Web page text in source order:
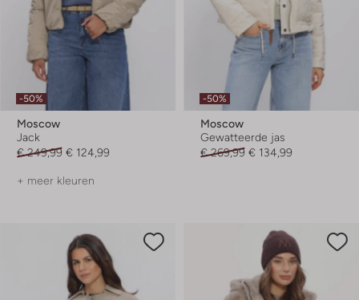
-50%
Moscow
Jack
€ 249,99 € 124,99
+ meer kleuren
-50%
Moscow
Gewatteerde jas
€ 269,99 € 134,99